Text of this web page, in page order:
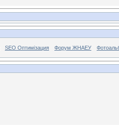
SEO Оптимізация Форум ЖНАЕУ